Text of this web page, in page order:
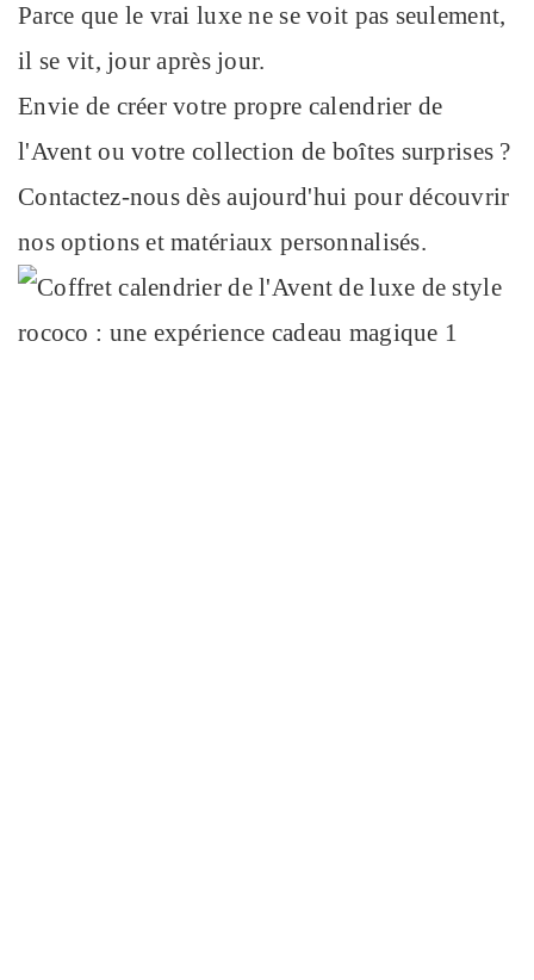
Parce que le vrai luxe ne se voit pas seulement,
il se vit, jour après jour.
Envie de créer votre propre calendrier de
l'Avent ou votre collection de boîtes surprises ?
Contactez-nous dès aujourd'hui pour découvrir
nos options et matériaux personnalisés.